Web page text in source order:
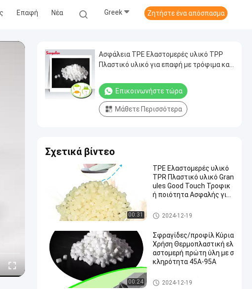
Επαφή Νέα Greek Ζητήστε ένα απόσπασμα
Ασφάλεια ΤΡΕ Ελαστομερές υλικό ΤΡΡ
Πλαστικό υλικό για επαφή με τρόφιμα και
Επικοινωνήστε τώρα
Μάθετε Περισσότερα
Σχετικά βίντεο
00:31
ΤΡΕ Ελαστομερές υλικό
TPR Πλαστικό υλικό Gran
ules Good Touch Τροφικ
ή ποιότητα Ασφαλής για
Κόκκοι TPE
2024-12-19
00:24
Σφραγίδες/προφίλ Κύρια
Χρήση Θερμοπλαστική ελ
αστομερή πρώτη ύλη με σ
κληρότητα 45A-95A
Πρωτεύον υλικό TPR
2024-12-19